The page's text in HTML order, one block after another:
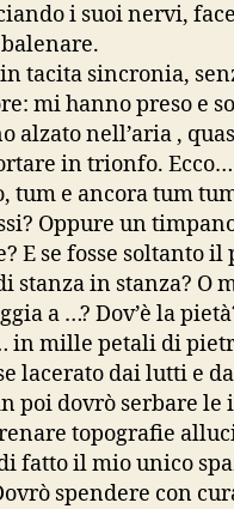
i suoi nervi,
in tacita sincronia,
mi hanno preso e
alzato nell’aria ,
in trionfo.
tum e ancora tum
Oppure un
E se fosse soltanto il
stanza in stanza? O
a …? Dov’è la
in mille petali di
lacerato dai lutti e
poi dovrò serbare le
topografie
fatto il mio unico
spendere con